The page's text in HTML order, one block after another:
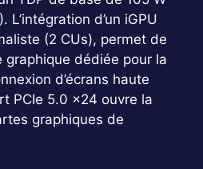
L’intégration d’un iGPU
(2 CUs), permet de
graphique dédiée pour la
d’écrans haute
PCIe 5.0 x24 ouvre la
graphiques de